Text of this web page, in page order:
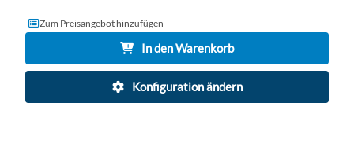
Zum Preisangebot hinzufügen
In den Warenkorb
Konfiguration ändern